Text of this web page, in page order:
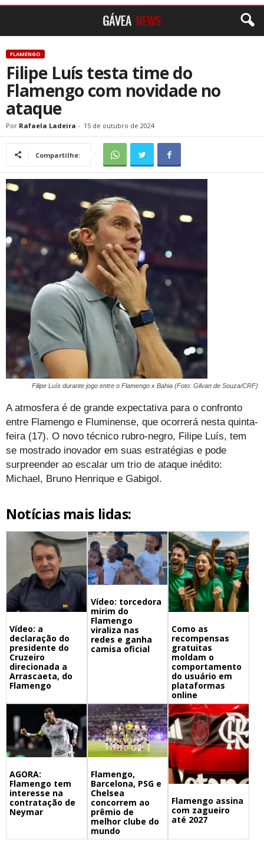
FLAMENGO
Filipe Luís testa time do
Flamengo com novidade no
ataque
Por Rafaela Ladeira - 15 de outubro de 2024
Compartilhe:
Filipe Luís durante jogo entre o Flamengo x Bahia (Foto: Gilvan de Souza/CRF)
A atmosfera é de grande expectativa para o confronto
entre Flamengo e Fluminense, que ocorrerá nesta quinta-
feira (17). O novo técnico rubro-negro, Filipe Luís, tem
se mostrado inovador em suas estratégias e pode
surpreender ao escalar um trio de ataque inédito:
Michael, Bruno Henrique e Gabigol.
Notícias mais lidas:
Vídeo: a
declaração do
presidente do
Cruzeiro
direcionada a
Arrascaeta, do
Flamengo
Vídeo: torcedora
mirim do
Flamengo
viraliza nas
redes e ganha
camisa oficial
Como as
recompensas
gratuitas
moldam o
comportamento
do usuário em
plataformas
online
AGORA:
Flamengo tem
interesse na
contratação de
Neymar
Flamengo,
Barcelona, PSG e
Chelsea
concorrem ao
prêmio de
melhor clube do
mundo
Flamengo assina
com zagueiro
até 2027